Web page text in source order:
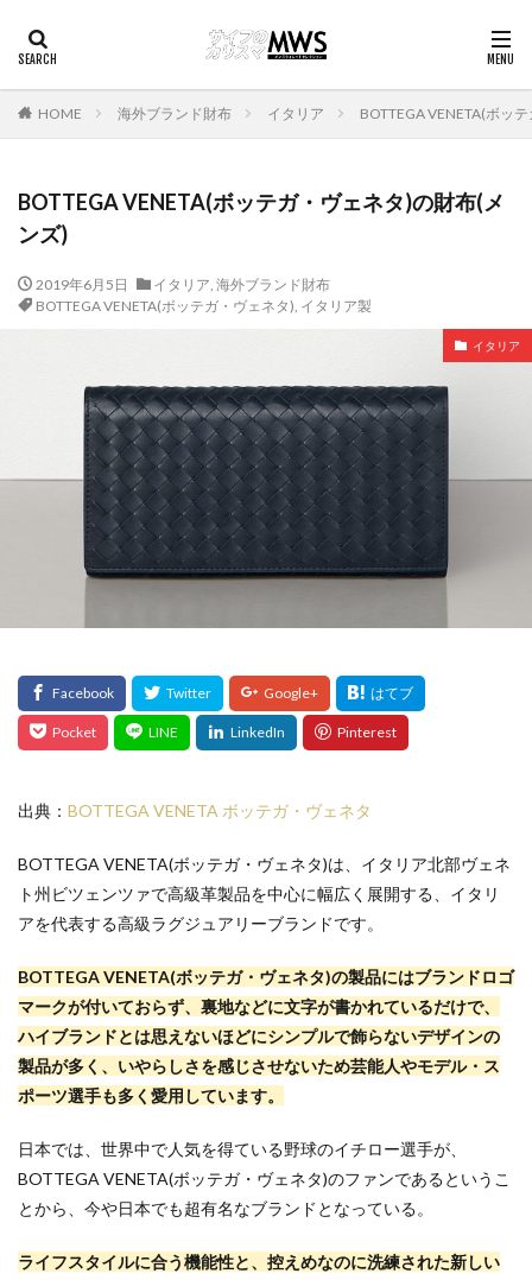
HOME 海外ブランド財布 イタリア BOTTEGA VENETA(ボッ
BOTTEGA VENETA(ボッテガ・ヴェネタ)の財布(メ
ンズ)
2019年6月5日 イタリア, 海外ブランド財布
BOTTEGA VENETA(ボッテガ・ヴェネタ), イタリア製
イタリア
出典： BOTTEGA VENETA ボッテガ・ヴェネタ
BOTTEGA VENETA(ボッテガ・ヴェネタ)は、イタリア北部ヴェネ
ト州ビツェンツァで高級革製品を中心に幅広く展開する、イタリ
アを代表する高級ラグジュアリーブランドです。
BOTTEGA VENETA(ボッテガ・ヴェネタ)の製品にはブランドロゴ
マークが付いておらず、裏地などに文字が書かれているだけで、
ハイブランドとは思えないほどにシンプルで飾らないデザインの
製品が多く、いやらしさを感じさせないため芸能人やモデル・ス
ポーツ選手も多く愛用しています。
日本では、世界中で人気を得ている野球のイチロー選手が、
BOTTEGA VENETA(ボッテガ・ヴェネタ)のファンであるというこ
とから、今や日本でも超有名なブランドとなっている。
ライフスタイルに合う機能性と、控えめなのに洗練された新しい